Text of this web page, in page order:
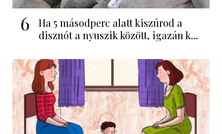
6
Ha 5 másodperc alatt kiszúrod a
disznót a nyuszik között, igazán k...